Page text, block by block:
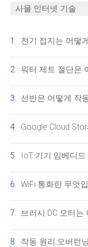
사물 인터넷 기술
전기 접지는 어떻
워터 제트 절단은
선반은 어떻게 작
Google Cloud
IoT 기기 임베디
WiFi 통화란 무엇
브러시 DC 모터
작동 원리:오버런